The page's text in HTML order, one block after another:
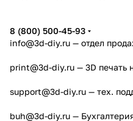
8 (800) 500-45-93
info@3d-diy.ru — отдел
print@3d-diy.ru — 3D печать
support@3d-diy.ru — тех.
buh@3d-diy.ru —